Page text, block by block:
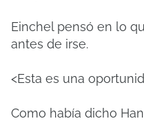
Einchel pensó en lo
antes de irse.
<Esta es una
Como había dicho